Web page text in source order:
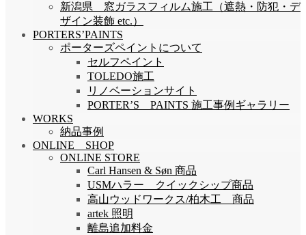
新潟県 窓ガラスフィルム施工（遮熱・防犯・デ
ザイン装飾 etc.）
PORTERS’PAINTS
ポーターズペイントについて
セルフペイント
TOLEDO施工
リノベーションサイト
PORTER’S PAINTS 施工事例ギャラリー
WORKS
納品事例
ONLINE SHOP
ONLINE STORE
Carl Hansen & Søn 商品
USMハラー クイックシップ商品
高山ウッドワークス/柏木工 商品
artek 照明
離島追加料金